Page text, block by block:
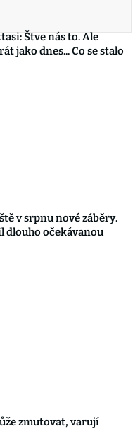
Štve nás to. Ale
jako dnes... Co se stalo
v srpnu nové záběry.
dlouho očekávanou
zmutovat, varují